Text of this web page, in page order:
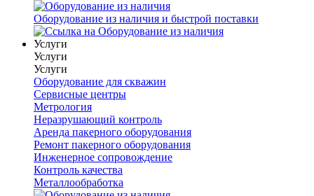
Оборудование из наличия и быстрой поставки
Услуги
Услуги
Услуги
Оборудование для скважин
Сервисные центры
Метрология
Неразрушающий контроль
Аренда пакерного оборудования
Ремонт пакерного оборудования
Инженерное сопровождение
Контроль качества
Металлообработка